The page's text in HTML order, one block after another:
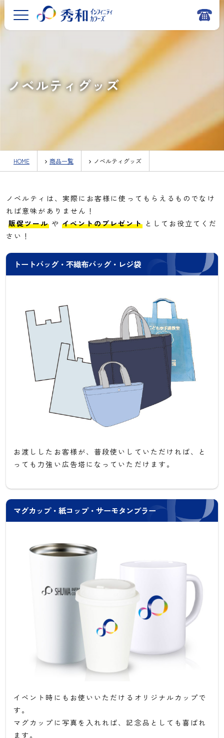
ノベルティグッズ
HOME 商品一覧 ノベルティグッズ
ノベルティは、実際にお客様に使ってもらえるものでなけ
れば意味がありません！
販促ツール や イベントのプレゼント としてお役立てくだ
さい！
トートバッグ・不織布バッグ・レジ袋
お渡ししたお客様が、普段使いしていただければ、と
っても力強い広告塔になっていただけます。
マグカップ・紙コップ・サーモタンブラー
イベント時にもお使いいただけるオリジナルカップで
す。
マグカップに写真を入れれば、記念品としても喜ばれ
ます。